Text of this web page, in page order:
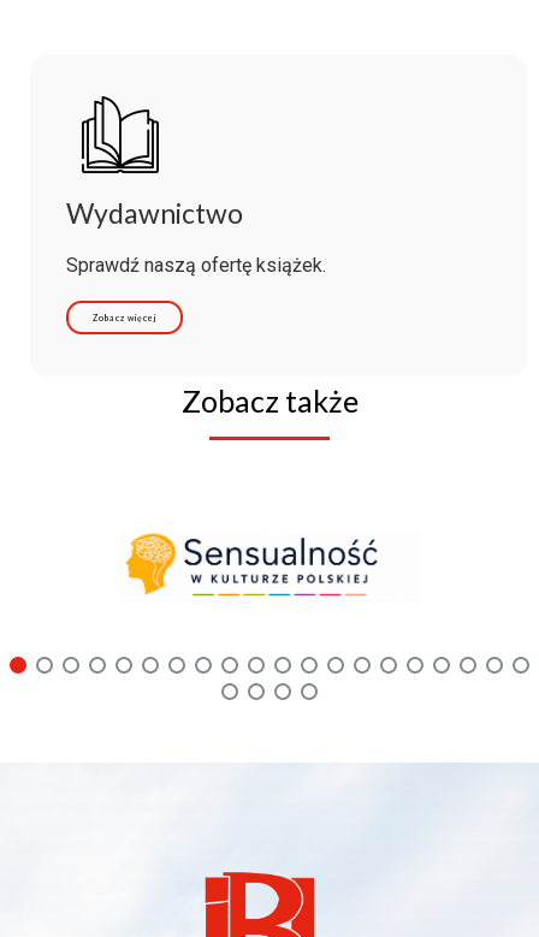
Wydawnictwo
Sprawdź naszą ofertę książek.
Zobacz więcej
Zobacz także